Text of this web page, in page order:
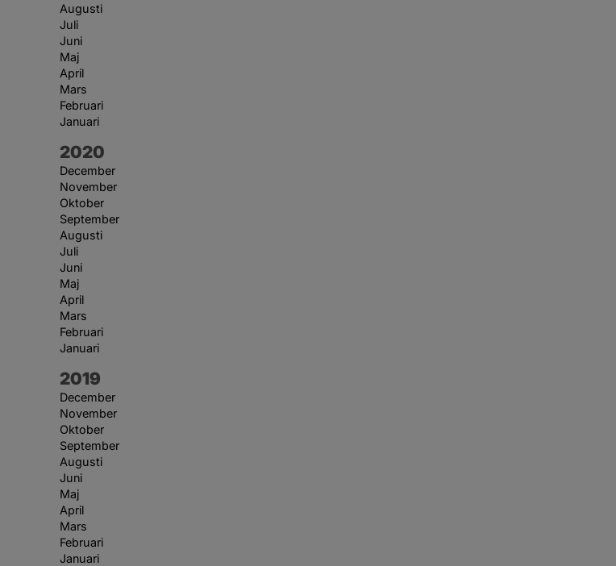
Augusti
Juli
Juni
Maj
April
Mars
Februari
Januari
År:
2020
December
November
Oktober
September
Augusti
Juli
Juni
Maj
April
Mars
Februari
Januari
År:
2019
December
November
Oktober
September
Augusti
Juni
Maj
April
Mars
Februari
Januari